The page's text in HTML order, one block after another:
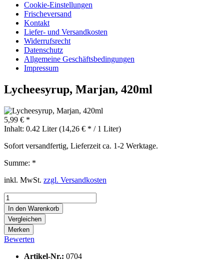
Cookie-Einstellungen
Frischeversand
Kontakt
Liefer- und Versandkosten
Widerrufsrecht
Datenschutz
Allgemeine Geschäftsbedingungen
Impressum
Lycheesyrup, Marjan, 420ml
5,99 € *
Inhalt: 0.42 Liter (14,26 € * / 1 Liter)
Sofort versandfertig, Lieferzeit ca. 1-2 Werktage.
Summe: *
inkl. MwSt. zzgl. Versandkosten
In den Warenkorb
Vergleichen
Merken
Bewerten
Artikel-Nr.: 0704